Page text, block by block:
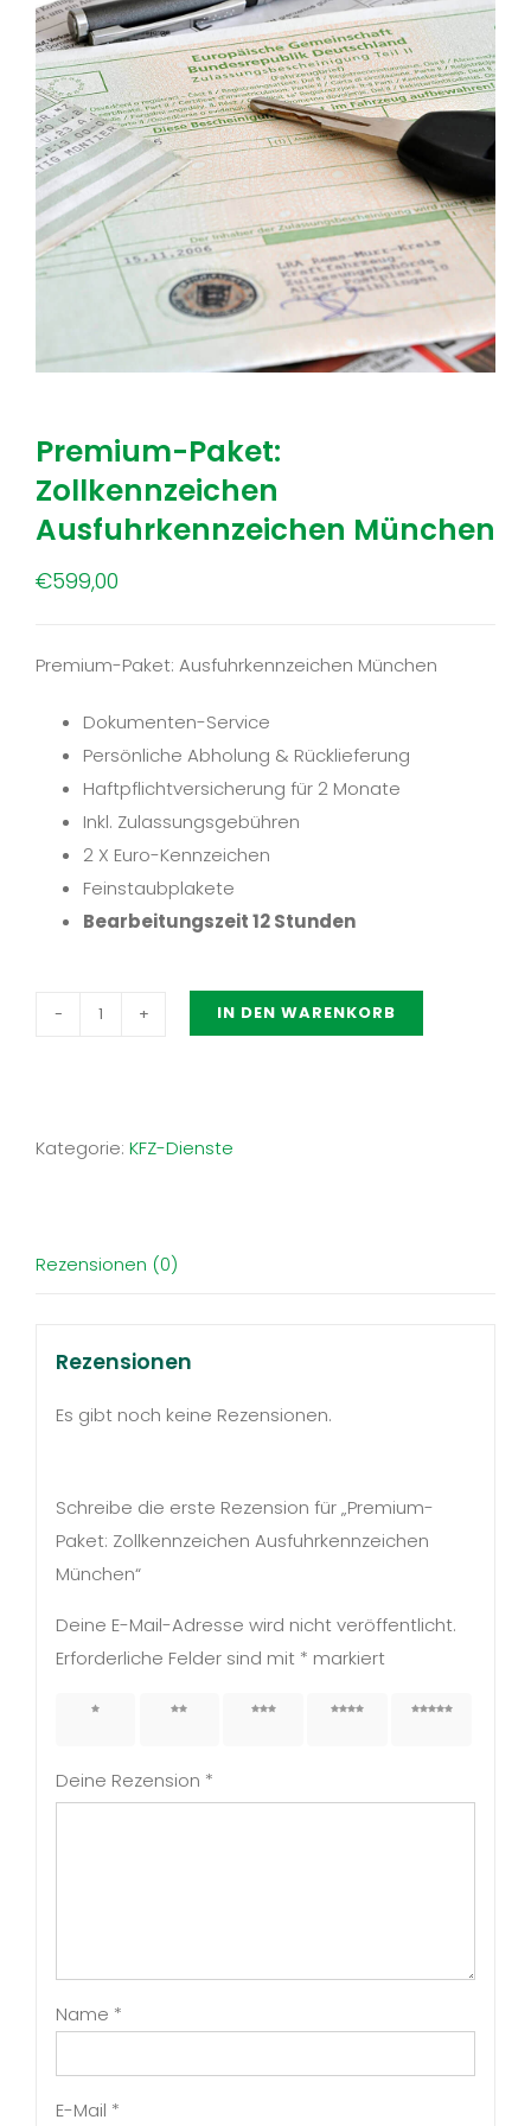
Premium-Paket:
Zollkennzeichen
Ausfuhrkennzeichen München
€599,00
Premium-Paket: Ausfuhrkennzeichen München
Dokumenten-Service
Persönliche Abholung & Rücklieferung
Haftpflichtversicherung für 2 Monate
Inkl. Zulassungsgebühren
2 X Euro-Kennzeichen
Feinstaubplakete
Bearbeitungszeit 12 Stunden
München
IN DEN WARENKORB
Kategorie: KFZ-Dienste
Rezensionen (0)
Rezensionen
Es gibt noch keine Rezensionen.
Schreibe die erste Rezension für „Premium-
Paket: Zollkennzeichen Ausfuhrkennzeichen
München“
Deine E-Mail-Adresse wird nicht veröffentlicht.
Erforderliche Felder sind mit * markiert
1 von 2 von 3 von 4 von 5 von
Deine Rezension *
Name *
E-Mail *